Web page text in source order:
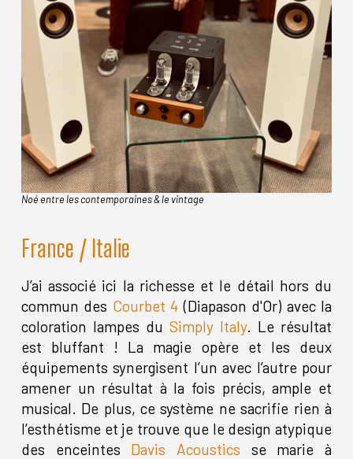
Noé entre les contemporaines & le vintage
France / Italie
J’ai associé ici la richesse et le détail hors du
commun des Courbet 4 (Diapason d'Or) avec la
coloration lampes du Simply Italy. Le résultat
est bluffant ! La magie opère et les deux
équipements synergisent l’un avec l’autre pour
amener un résultat à la fois précis, ample et
musical. De plus, ce système ne sacrifie rien à
l’esthétisme et je trouve que le design atypique
des enceintes Davis Acoustics se marie à